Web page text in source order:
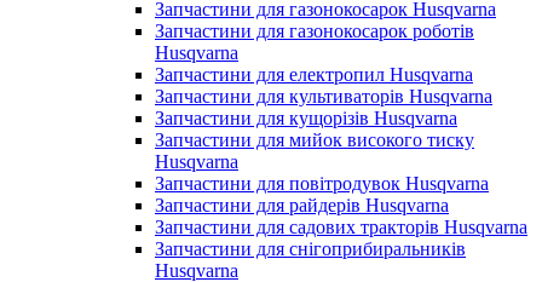
Запчастини для газонокосарок Husqvarna
Запчастини для газонокосарок роботів
Husqvarna
Запчастини для електропил Husqvarna
Запчастини для культиваторів Husqvarna
Запчастини для кущорізів Husqvarna
Запчастини для мийок високого тиску
Husqvarna
Запчастини для повітродувок Husqvarna
Запчастини для райдерів Husqvarna
Запчастини для садових тракторів Husqvarna
Запчастини для снігоприбиральників
Husqvarna